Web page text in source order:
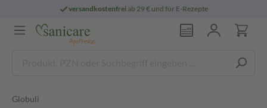
versandkostenfreiab 29 € und für E-Rezepte
Globuli